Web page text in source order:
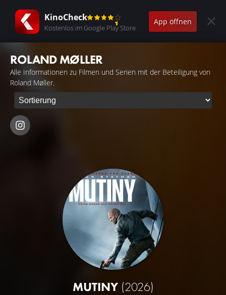
KinoCheck
Kostenlos im Google Play Store
App öffnen
ROLAND MØLLER
Alle Informationen zu Filmen und Serien mit der Beteiligung von
Roland Møller.
MUTINY (2026)